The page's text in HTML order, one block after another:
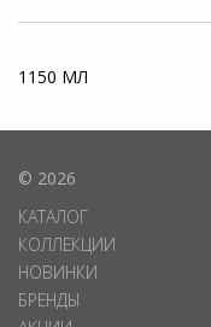
1150 МЛ
© 2026
КАТАЛОГ
КОЛЛЕКЦИИ
НОВИНКИ
БРЕНДЫ